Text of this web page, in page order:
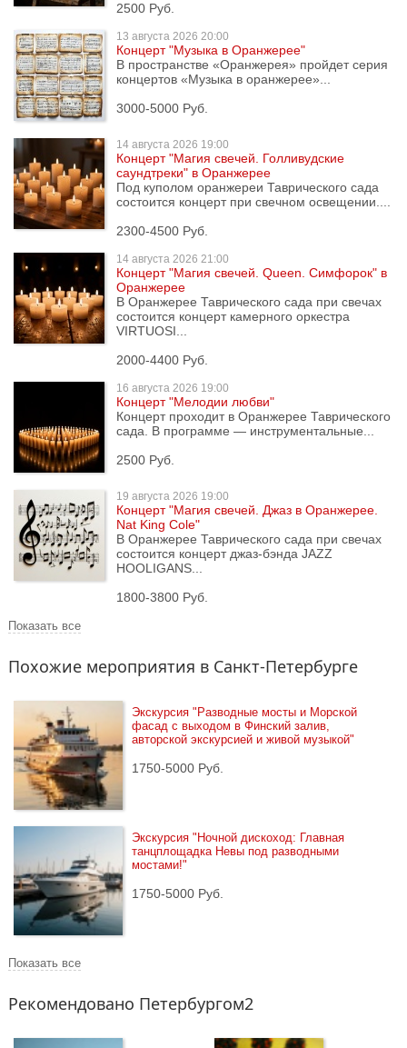
2500 Руб.
13 августа 2026 20:00
Концерт "Музыка в Оранжерее"
В пространстве «Оранжерея» пройдет серия
концертов «Музыка в оранжерее»...
3000-5000 Руб.
14 августа 2026 19:00
Концерт "Магия свечей. Голливудские
саундтреки" в Оранжерее
Под куполом оранжереи Таврического сада
состоится концерт при свечном освещении....
2300-4500 Руб.
14 августа 2026 21:00
Концерт "Магия свечей. Queen. Симфорок" в
Оранжерее
В Оранжерее Таврического сада при свечах
состоится концерт камерного оркестра
VIRTUOSI...
2000-4400 Руб.
16 августа 2026 19:00
Концерт "Мелодии любви"
Концерт проходит в Оранжерее Таврического
сада. В программе — инструментальные...
2500 Руб.
19 августа 2026 19:00
Концерт "Магия свечей. Джаз в Оранжерее.
Nat King Cole"
В Оранжерее Таврического сада при свечах
состоится концерт джаз-бэнда JAZZ
HOOLIGANS...
1800-3800 Руб.
Показать все
Похожие мероприятия в Санкт-Петербурге
Экскурсия "Разводные мосты и Морской
фасад с выходом в Финский залив,
авторской экскурсией и живой музыкой"
1750-5000 Руб.
Экскурсия "Ночной дискоход: Главная
танцплощадка Невы под разводными
мостами!"
1750-5000 Руб.
Показать все
Рекомендовано Петербургом2